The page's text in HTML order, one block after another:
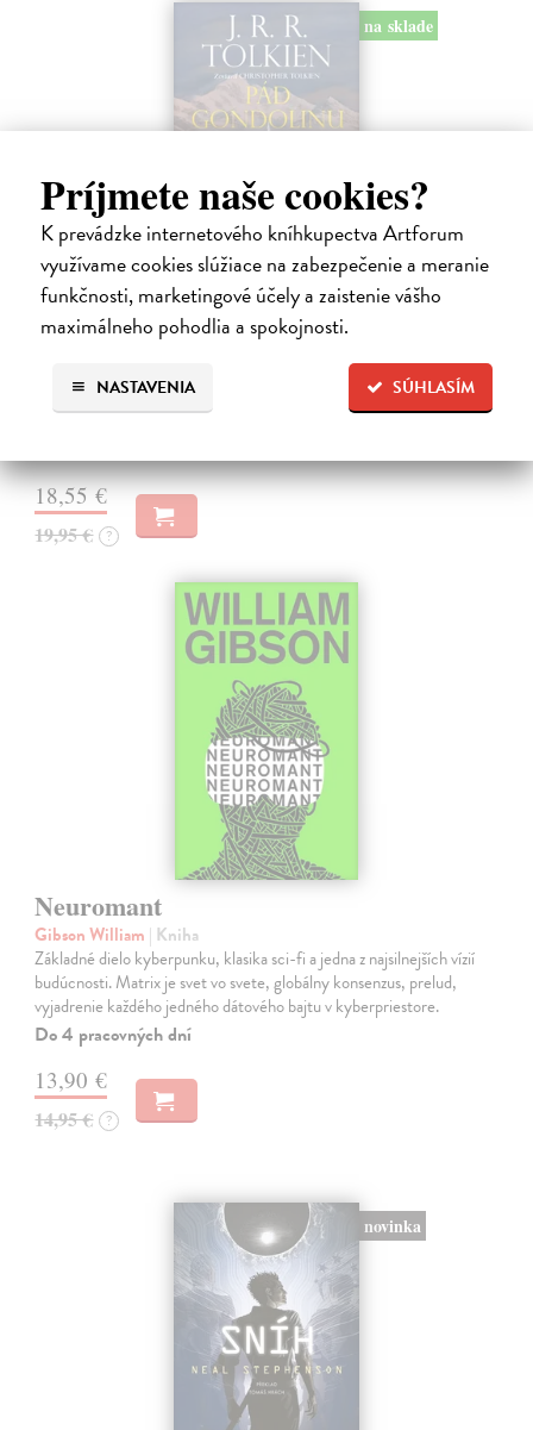
Príjmete naše cookies?
K prevádzke internetového kníhkupectva Artforum
využívame cookies slúžiace na zabezpečenie a meranie
funkčnosti, marketingové účely a zaistenie vášho
maximálneho pohodlia a spokojnosti.
SÚHLASÍM
NASTAVENIA
na sklade
Pád Gondolinu
Legenda o páde Gondolinu hovorí o boji dvoch najväčších mocností
sveta. Zlo predstavuje Morgoth, najhorší zo všetkých, vodca
obrovských armád, ktoré riadi zo svojej železnej pevnosti.
18,55 €
19,95 € ?
Neuromant
Gibson William | Kniha
Základné dielo kyberpunku, klasika sci-fi a jedna z najsilnejších vízií
budúcnosti. Matrix je svet vo svete, globálny konsenzus, prelud,
vyjadrenie každého jedného dátového bajtu v kyberpriestore.
Do 4 pracovných dní
13,90 €
14,95 € ?
novinka